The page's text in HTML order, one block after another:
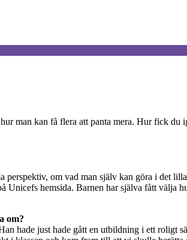
man kan få flera att panta mera. Hur fick du
om vad man själv kan göra i det
hemsida. Barnen har själva fått välja
om?
hade just hade gått en utbildning i ett roligt